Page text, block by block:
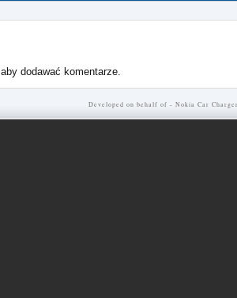
aby dodawać komentarze.
Developed on behalf of - Nokia Car